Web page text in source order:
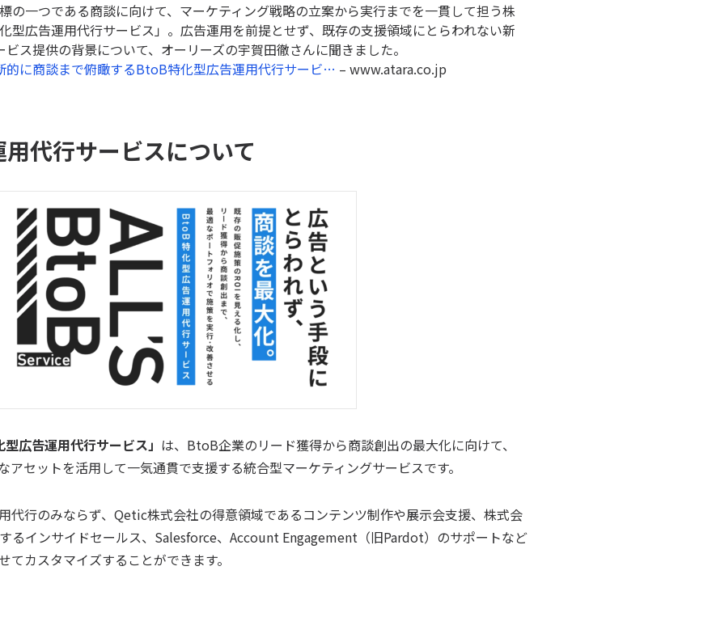
の一つである商談に向けて、マーケティング戦略の立案から実行までを一貫して担う株
型広告運用代行サービス」。広告運用を前提とせず、既存の支援領域にとらわれない新
ス提供の背景について、オーリーズの宇賀田徹さんに聞きました。
的に商談まで俯瞰するBtoB特化型広告運用代行サービ… – www.atara.co.jp
代行サービスについて
型広告運用代行サービス」 は、BtoB企業のリード獲得から商談創出の最大化に向けて、
アセットを活用して一気通貫で支援する統合型マーケティングサービスです。
代行のみならず、Qetic株式会社の得意領域であるコンテンツ制作や展示会支援、株式会
るインサイドセールス、Salesforce、Account Engagement（旧Pardot）のサポートなど
カスタマイズすることができます。